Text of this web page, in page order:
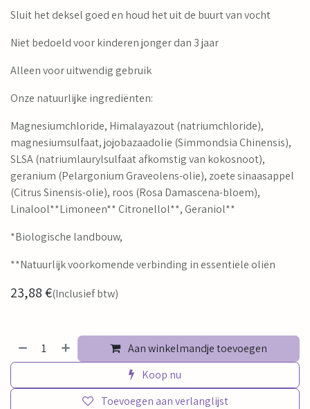
Sluit het deksel goed en houd het uit de buurt van vocht
Niet bedoeld voor kinderen jonger dan 3 jaar
Alleen voor uitwendig gebruik
Onze natuurlijke ingrediënten:
Magnesiumchloride, Himalayazout (natriumchloride),
magnesiumsulfaat, jojobazaadolie (Simmondsia Chinensis),
SLSA (natriumlaurylsulfaat afkomstig van kokosnoot),
geranium (Pelargonium Graveolens-olie), zoete sinaasappel
(Citrus Sinensis-olie), roos (Rosa Damascena-bloem),
Linalool**Limoneen** Citronellol**, Geraniol**
*Biologische landbouw,
**Natuurlijk voorkomende verbinding in essentiële oliën
23,88€(Inclusief btw)
Aan winkelmandje toevoegen
Koop nu
Toevoegen aan verlanglijst